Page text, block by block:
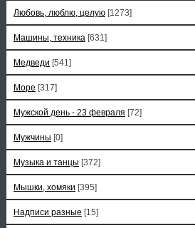
Любовь, люблю, целую [1273]
Машины, техника [631]
Медведи [541]
Море [317]
Мужской день - 23 февраля [72]
Мужчины [0]
Музыка и танцы [372]
Мышки, хомяки [395]
Надписи разные [15]